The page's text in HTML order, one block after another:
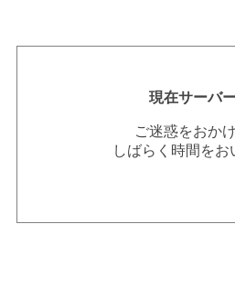
現在サーバ
ご迷惑をおか
しばらく時間を